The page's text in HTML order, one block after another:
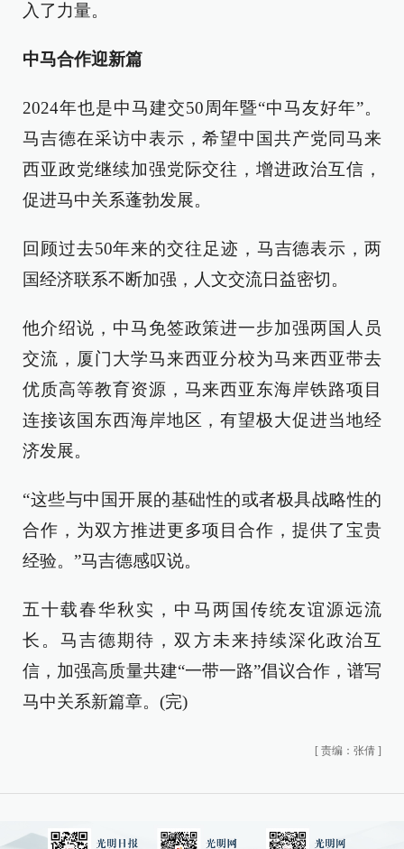
入了力量。
中马合作迎新篇
2024年也是中马建交50周年暨“中马友好年”。
马吉德在采访中表示，希望中国共产党同马来
西亚政党继续加强党际交往，增进政治互信，
促进马中关系蓬勃发展。
回顾过去50年来的交往足迹，马吉德表示，两
国经济联系不断加强，人文交流日益密切。
他介绍说，中马免签政策进一步加强两国人员
交流，厦门大学马来西亚分校为马来西亚带去
优质高等教育资源，马来西亚东海岸铁路项目
连接该国东西海岸地区，有望极大促进当地经
济发展。
“这些与中国开展的基础性的或者极具战略性的
合作，为双方推进更多项目合作，提供了宝贵
经验。”马吉德感叹说。
五十载春华秋实，中马两国传统友谊源远流
长。马吉德期待，双方未来持续深化政治互
信，加强高质量共建“一带一路”倡议合作，谱写
马中关系新篇章。(完)
[ 责编：张倩 ]